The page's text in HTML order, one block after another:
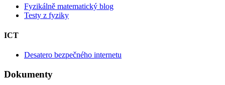
Fyzikálně matematický blog
Testy z fyziky
ICT
Desatero bezpečného internetu
Dokumenty